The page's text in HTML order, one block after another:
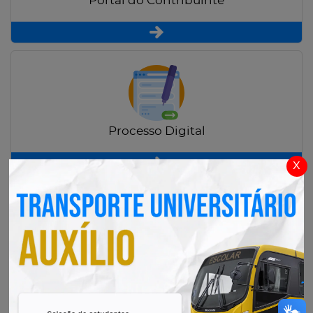
x
Processo Digital
Radar Transparência Pública